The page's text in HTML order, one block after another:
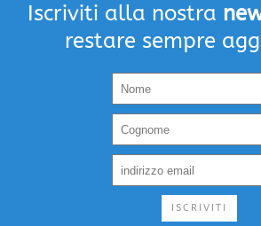
Iscriviti alla nostra
restare sempre
ISCRIVITI